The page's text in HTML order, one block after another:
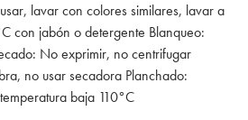
lavar con colores similares, lavar a
con jabón o detergente Blanqueo:
No exprimir, no centrifugar
no usar secadora Planchado:
baja 110°C